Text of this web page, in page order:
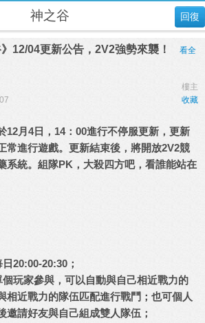
回復
神之谷
12/04更新公告，2V2強勢來襲！
看全
樓主
收藏
12月4日，14：00進行不停服更新，更新
常進行遊戲。更新結束後，將開放2V2競
系統。組隊PK，大殺四方吧，看誰能站在
20:00-20:30；
玩家參與，可以自動與自己相近戰力的
相近戰力的隊伍匹配進行戰鬥；也可個人
邀請好友與自己組成雙人隊伍；